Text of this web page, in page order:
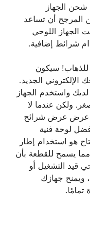
الجهاز
المرجح أن تساعد
الجهاز اللوحي
شرائط إضافية.
للذهاب! سيكون
الإلكتروني الجديد.
واستخدم الجهاز
ولكن عندما لا
عرض عرض شرائح
لوحة فنية
هو استخدام إطار
يسمح للقطعة بأن
قيد التشغيل أو
ويمنح جهازك
تمامًا.